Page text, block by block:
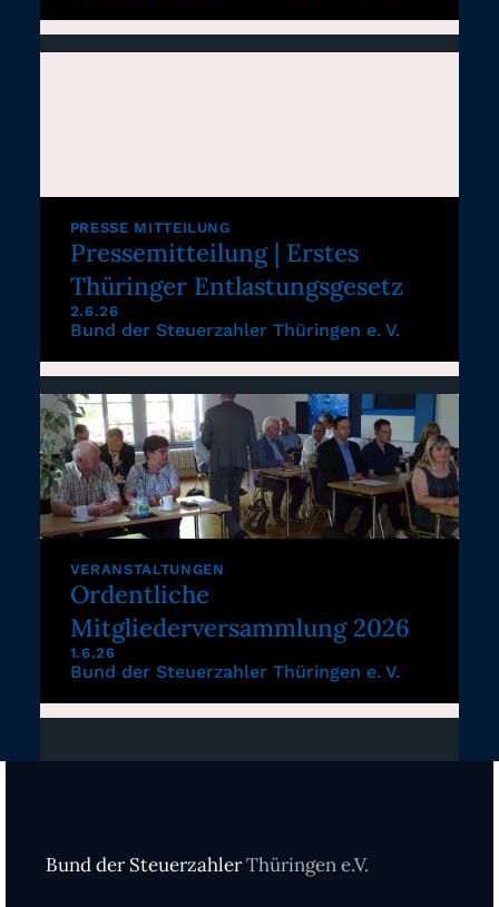
PRESSE MITTEILUNG
Pressemitteilung | Erstes
Thüringer Entlastungsgesetz
2.6.26
Bund der Steuerzahler Thüringen e. V.
VERANSTALTUNGEN
Ordentliche
Mitgliederversammlung 2026
1.6.26
Bund der Steuerzahler Thüringen e. V.
Bund der SteuerzahlerThüringen e.V.